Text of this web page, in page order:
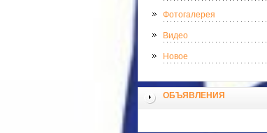
Фотогалерея
Видео
Новое
ОБЪЯВЛЕНИЯ